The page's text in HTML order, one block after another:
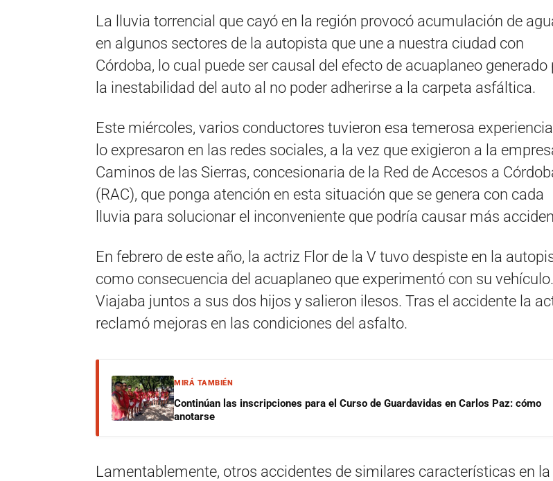
La lluvia torrencial que cayó en la región provocó acumulación de
en algunos sectores de la autopista que une a nuestra ciudad con
Córdoba, lo cual puede ser causal del efecto de acuaplaneo generado
la inestabilidad del auto al no poder adherirse a la carpeta asfáltica.
Este miércoles, varios conductores tuvieron esa temerosa
lo expresaron en las redes sociales, a la vez que exigieron a la
Caminos de las Sierras, concesionaria de la Red de Accesos a
(RAC), que ponga atención en esta situación que se genera con cada
lluvia para solucionar el inconveniente que podría causar más
En febrero de este año, la actriz Flor de la V tuvo despiste en la
como consecuencia del acuaplaneo que experimentó con su vehículo.
Viajaba juntos a sus dos hijos y salieron ilesos. Tras el accidente la
reclamó mejoras en las condiciones del asfalto.
MIRÁ TAMBIÉN
Continúan las inscripciones para el Curso de Guardavidas en Carlos Paz: cómo
anotarse
Lamentablemente, otros accidentes de similares características en la